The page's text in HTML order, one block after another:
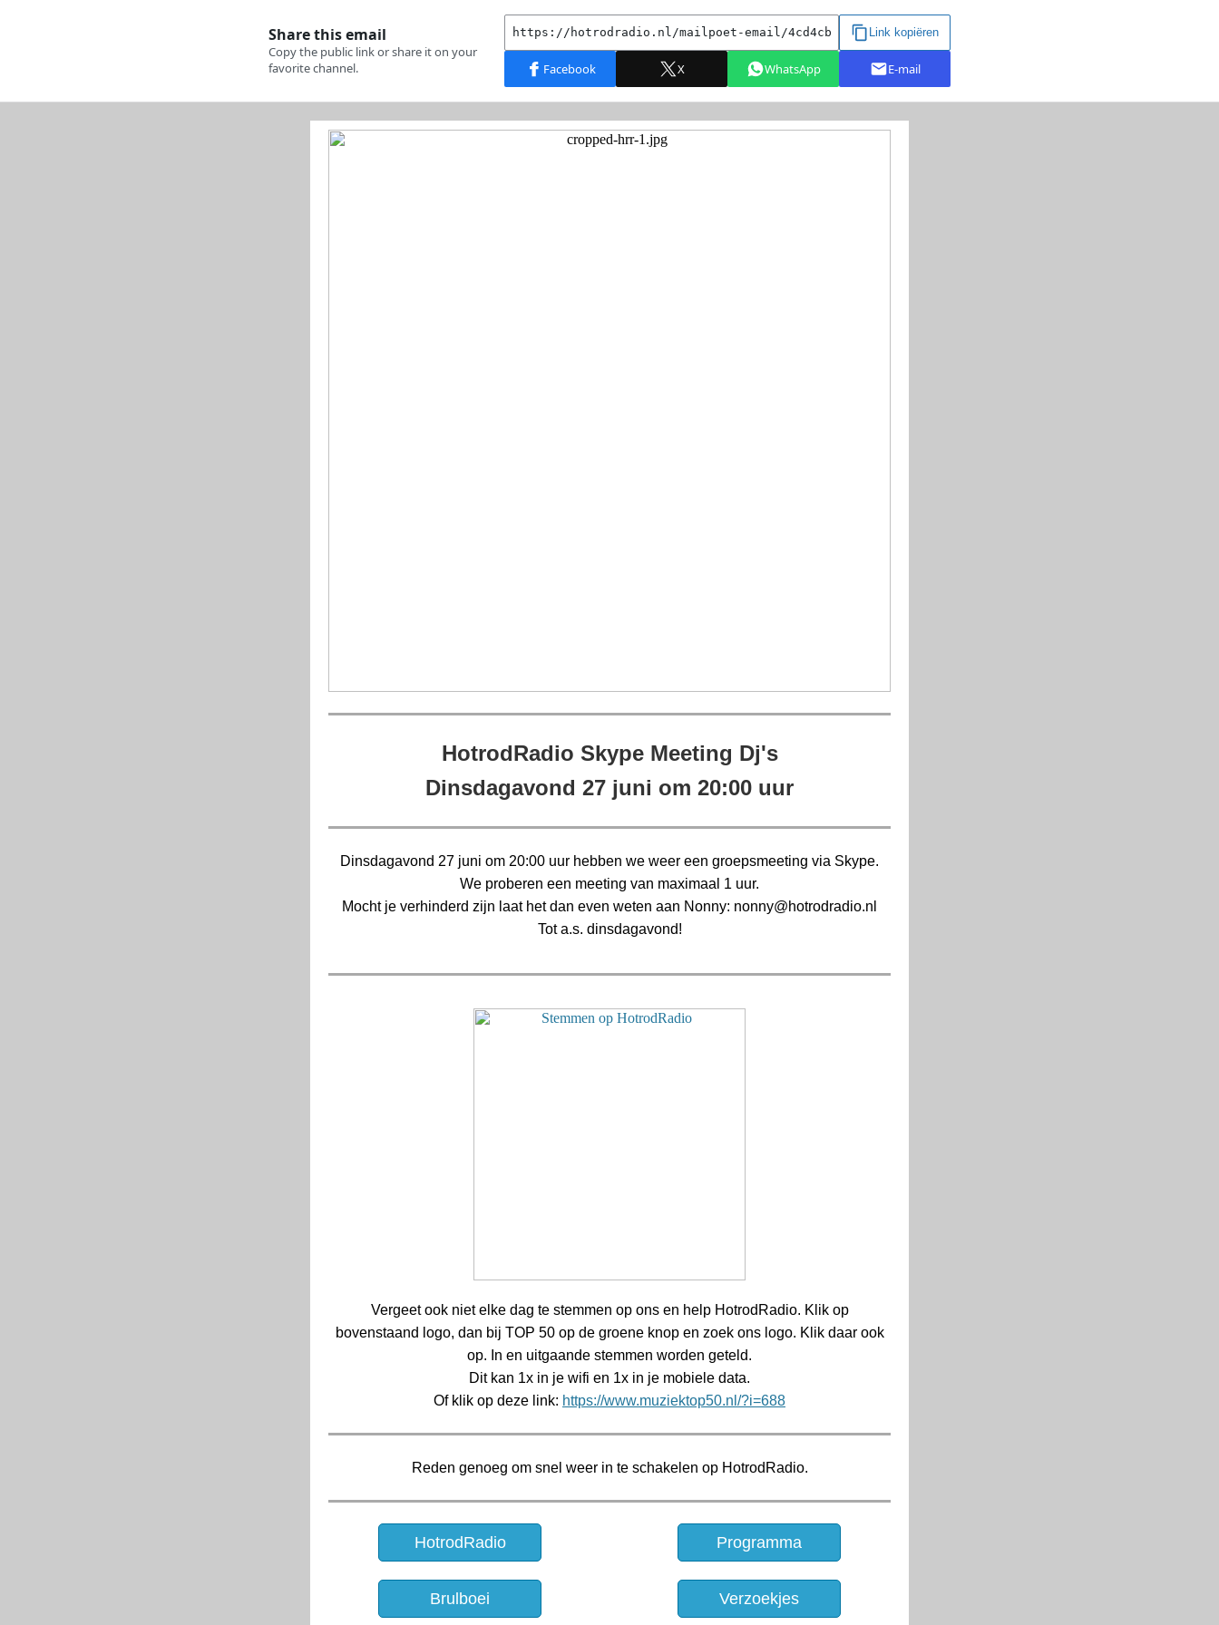
HotrodRadio Skype Meeting Dj's
Dinsdagavond 27 juni om 20:00 uur
Dinsdagavond 27 juni om 20:00 uur hebben we weer een groepsmeeting via Skype.
We proberen een meeting van maximaal 1 uur.
Mocht je verhinderd zijn laat het dan even weten aan Nonny: nonny@hotrodradio.nl
Tot a.s. dinsdagavond!
Vergeet ook niet elke dag te stemmen op ons en help HotrodRadio. Klik op
bovenstaand logo, dan bij TOP 50 op de groene knop en zoek ons logo. Klik daar ook
op. In en uitgaande stemmen worden geteld.
Dit kan 1x in je wifi en 1x in je mobiele data.
Of klik op deze link: https://www.muziektop50.nl/?i=688
Reden genoeg om snel weer in te schakelen op HotrodRadio.
HotrodRadio
Brulboei
Programma
Verzoekjes